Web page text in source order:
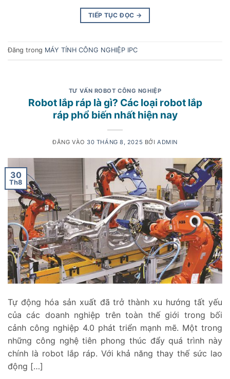
TIẾP TỤC ĐỌC →
Đăng trong MÁY TÍNH CÔNG NGHIỆP IPC
TƯ VẤN ROBOT CÔNG NGHIỆP
Robot lắp ráp là gì? Các loại robot lắp
ráp phổ biến nhất hiện nay
ĐĂNG VÀO 30 THÁNG 8, 2025 BỞI ADMIN
30
Th8
Tự động hóa sản xuất đã trở thành xu hướng tất yếu
của các doanh nghiệp trên toàn thế giới trong bối
cảnh công nghiệp 4.0 phát triển mạnh mẽ. Một trong
những công nghệ tiên phong thúc đẩy quá trình này
chính là robot lắp ráp. Với khả năng thay thế sức lao
động […]